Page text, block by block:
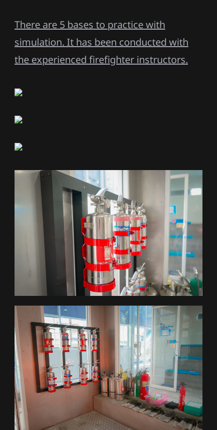
There are 5 bases to practice with
simulation. It has been conducted with
the experienced firefighter instructors.